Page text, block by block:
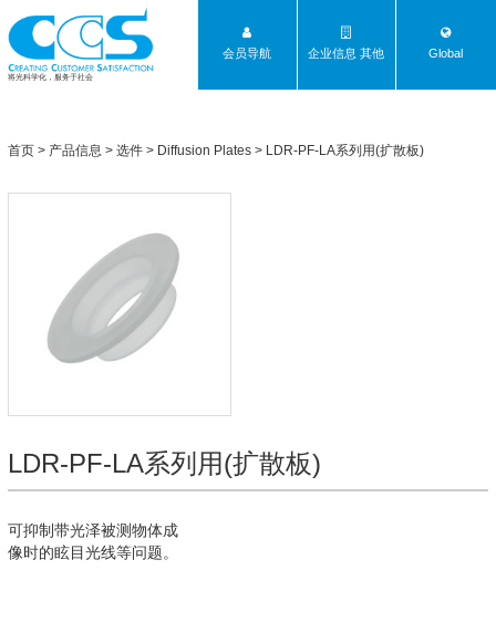
将光科学化，服务于社会
会员导航 企业信息 其他 Global
首页 > 产品信息 > 选件 > Diffusion Plates > LDR-PF-LA系列用(扩散板)
LDR-PF-LA系列用(扩散板)
可抑制带光泽被测物体成
像时的眩目光线等问题。